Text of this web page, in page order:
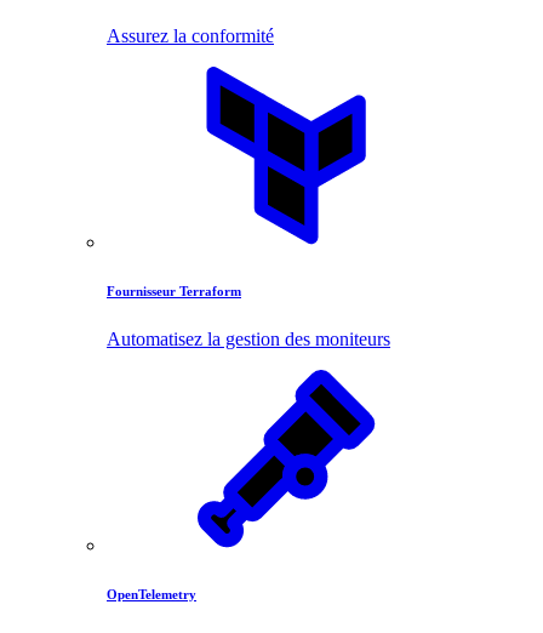
Assurez la conformité
Fournisseur Terraform
Automatisez la gestion des moniteurs
OpenTelemetry